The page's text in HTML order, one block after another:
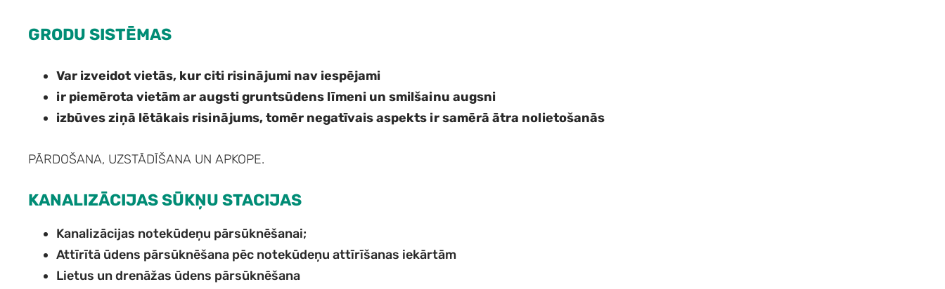
GRODU SISTĒMAS
Var izveidot vietās, kur citi risinājumi nav iespējami
ir piemērota vietām ar augsti gruntsūdens līmeni un smilšainu augsni
izbūves ziņā lētākais risinājums, tomēr negatīvais aspekts ir samērā ātra nolietošanās
PĀRDOŠANA, UZSTĀDĪŠANA UN APKOPE.
KANALIZĀCIJAS SŪKŅU STACIJAS
Kanalizācijas notekūdeņu pārsūknēšanai;
Attīrītā ūdens pārsūknēšana pēc notekūdeņu attīrīšanas iekārtām
Lietus un drenāžas ūdens pārsūknēšana